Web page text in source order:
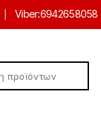
Viber:6942658058